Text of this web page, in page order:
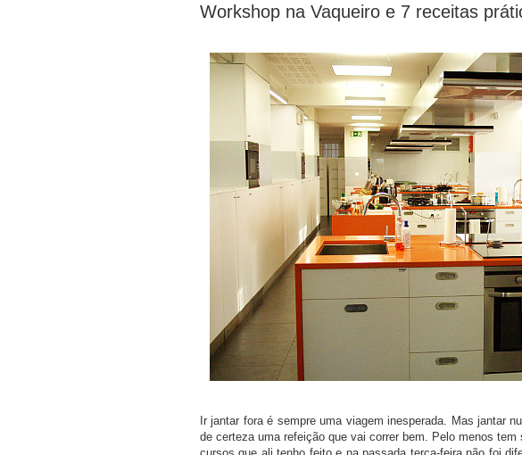
Workshop na Vaqueiro e 7 receitas
Ir jantar fora é sempre uma viagem inesperada. Mas jantar
de certeza uma refeição que vai correr bem. Pelo menos
COMPRAR LIVRO